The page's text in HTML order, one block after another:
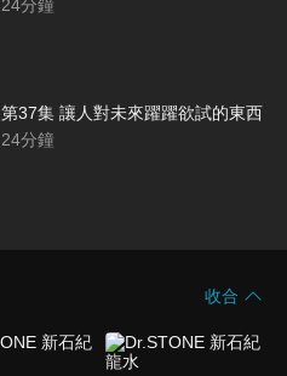
24分鐘
第37集 讓人對未來躍躍欲試的東西
24分鐘
收合